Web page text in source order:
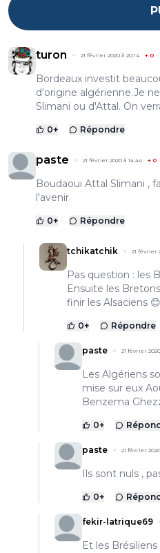
turon 21 février 2020 à 20:14 + 0
Bordeaux investit
d'origine algérienne.Je
Slimani ou d'Attal. On
0+ Répondre
paste 21 février 2020 à 14:44 + 0
Boudaoui Attal Slimani ,
l'avenir
0+ Répondre
tchikatchik 21 février
Pas question : les
Ensuite les
finir les Alsaciens 😊
0+ Répondre
paste 21 février
Les Algériens
mise sur eux
Benzema
0+
paste 21 février
Ils sont nuls ,
0+
fekir-latrique69
Et les Brésiliens